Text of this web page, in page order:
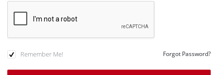
Remember Me! Forgot Password?